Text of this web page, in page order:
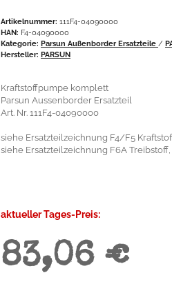
Artikelnummer: 111F4-04090000
HAN: F4-04090000
Kategorie: Parsun Außenborder Ersatzteile /
Hersteller: PARSUN
Kraftstoffpumpe komplett
Parsun Aussenborder Ersatzteil
Art. Nr. 111F4-04090000
siehe Ersatzteilzeichnung F4/F5
siehe Ersatzteilzeichnung F6A Treibstoff,
aktueller Tages-Preis:
83,06 €